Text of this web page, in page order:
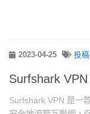
2023-04-25 投稿
Surfshark
Surfshark VPN 是一